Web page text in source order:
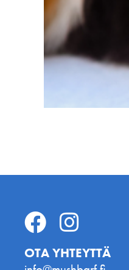
OTA YHTEYTTÄ